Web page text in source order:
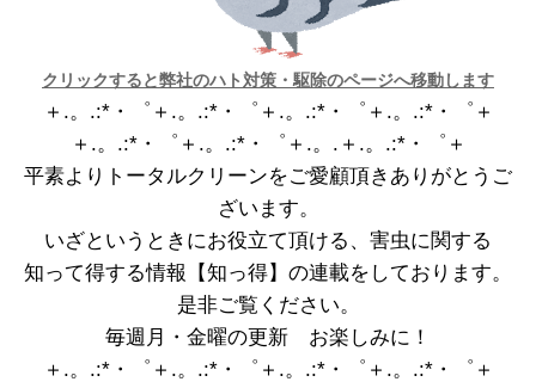
クリックすると弊社のハト対策・駆除のページへ移動します
＋.。.:*・゜＋.。.:*・゜＋.。.:*・゜＋.。.:*・゜＋
＋.。.:*・゜＋.。.:*・゜＋.。.＋.。.:*・゜＋
平素よりトータルクリーンをご愛顧頂きありがとうご
ざいます。
いざというときにお役立て頂ける、害虫に関する
知って得する情報【知っ得】の連載をしております。
是非ご覧ください。
毎週月・金曜の更新 お楽しみに！
＋.。.:*・゜＋.。.:*・゜＋.。.:*・゜＋.。.:*・゜＋